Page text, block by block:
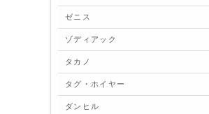
ゼニス
ゾディアック
タカノ
タグ・ホイヤー
ダンヒル